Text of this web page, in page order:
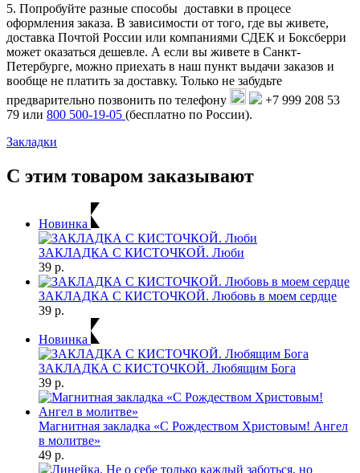
5. Попробуйте разные способы доставки в процесе
оформления заказа. В зависимости от того, где вы живете,
доставка Почтой России или компаниями СДЕК и Боксберри
может оказаться дешевле. А если вы живете в Санкт-
Петербурге, можно приехать в наш пункт выдачи заказов и
вообще не платить за доставку. Только не забудьте
предварительно позвонить по телефону
+7 999 208 53
79 или 800 500-19-05 (бесплатно по России).
Закладки
С этим товаром заказывают
Новинка
ЗАКЛАДКА С КИСТОЧКОЙ. Люби
39 р.
ЗАКЛАДКА С КИСТОЧКОЙ. Любовь в моем сердце
39 р.
Новинка
ЗАКЛАДКА С КИСТОЧКОЙ. Любящим Бога
39 р.
Магнитная закладка «С Рождеством Христовым! Ангел
в молитве»
49 р.